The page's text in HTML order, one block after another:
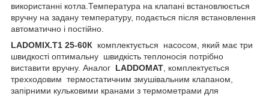
використанні котла.Температура на клапані встановлюється
вручну на задану температуру, подається після встановлення
автоматично і постійно.
LADOMIX.T1 25-60К
комплектується насосом, який має три
швидкості оптимальну швидкість теплоносія потрібно
виставити вручну. Аналог LADDOMAT , комплектується
трехходовим термостатичним змушівальним клапаном,
запірними кульковими кранами з термометрами для